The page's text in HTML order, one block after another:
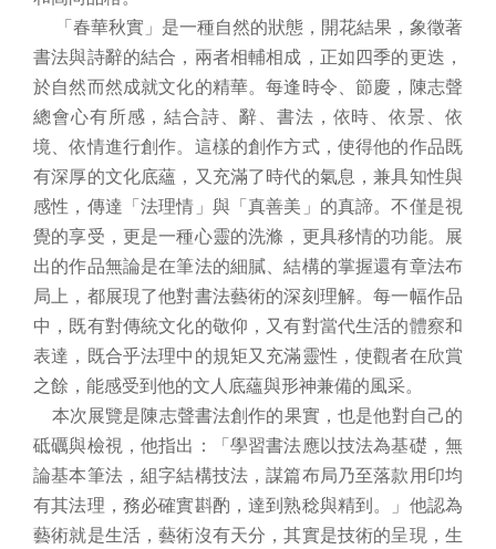
主
題
站
隱
私
權
安
全
政
示
網
資
料
開
「春華秋實 」 是一種自然的狀態 ， 開花結果 ，象徵著
書法與詩辭的結合，兩者相輔相成，正如四季的更迭，
於自然而然成就文化的精華。每逢時令、節慶，陳志聲
總會心有所感，結合詩、辭、書法，依時、依景、依
境、依情進行創作。這樣的創作方式，使得他的作品既
有深厚的文化底蘊，又充滿了時代的氣息，兼具知性與
感性，傳達「法理情」與「真善美」的真諦。不僅是視
覺的享受，更是一種心靈的洗滌，更具移情的功能。展
出的作品無論是在筆法的細膩、結構的掌握還有章法布
局上，都展現了他對書法藝術的深刻理解。每一幅作品
中，既有對傳統文化的敬仰，又有對當代生活的體察和
表達，既合乎法理中的規矩又充滿靈性，使觀者在欣賞
之餘，能感受到他的文人底蘊與形神兼備的風采。
本次展覽是陳志聲書法創作的果實，也是他對自己的
砥礪與檢視，他指出：「學習書法應以技法為基礎，無
論基本筆法，組字結構技法，謀篇布局乃至落款用印均
有其法理，務必確實斟酌，達到熟稔與精到。」他認為
藝術就是生活，藝術沒有天分，其實是技術的呈現，生